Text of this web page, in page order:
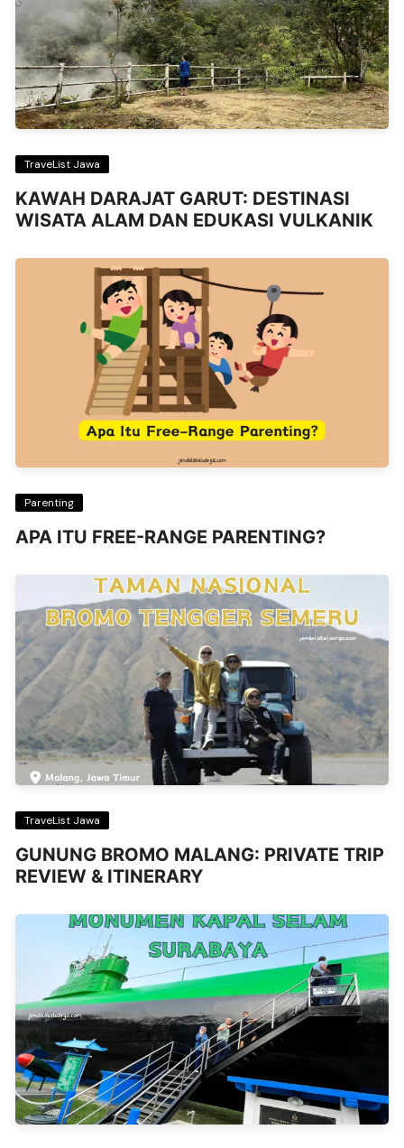
TraveList Jawa
KAWAH DARAJAT GARUT: DESTINASI
WISATA ALAM DAN EDUKASI VULKANIK
Parenting
APA ITU FREE-RANGE PARENTING?
TraveList Jawa
GUNUNG BROMO MALANG: PRIVATE TRIP
REVIEW & ITINERARY